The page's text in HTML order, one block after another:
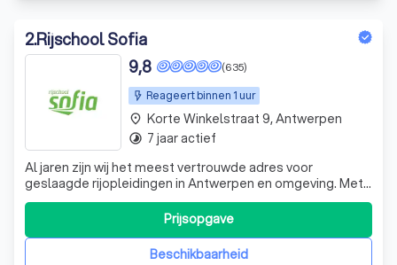
2.Rijschool Sofia
Reageert binnen 1 uur
(635)
9,8
Al jaren zijn wij het meest vertrouwde adres voor
geslaagde rijopleidingen in Antwerpen en omgeving. Met
onze veilige, efficiënte en moderne aanpak helpen we jou
snel en zeker aan je rijbewijs. Waarom kiezen voor ons? •
Hoog slagingspercentage • Rijopleiding volledig op maat •
Ervaren en geduldige iBeschikbaarheid
Prijsopgave
place Korte Winkelstraat 9, Antwerpen
timelapse 7 jaar actief